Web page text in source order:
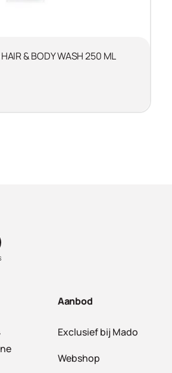
& BODY WASH 250 ML
Aanbod
Exclusief bij Mado
Webshop